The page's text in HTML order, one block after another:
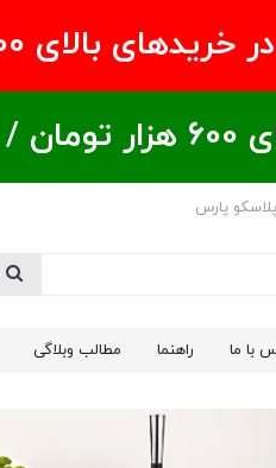
بالای ۵/950/000 تومان
پارس
با ما راهنما مطالب وبلاگی